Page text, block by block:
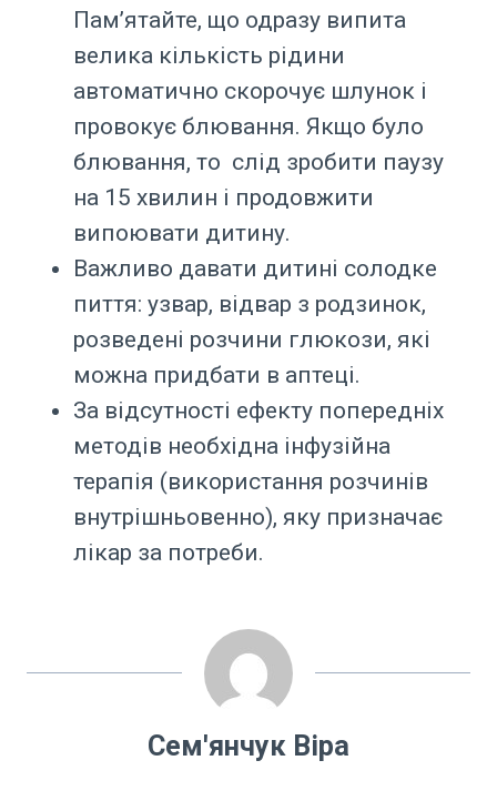
Пам’ятайте, що одразу випита
велика кількість рідини
автоматично скорочує шлунок і
провокує блювання. Якщо було
блювання, то слід зробити паузу
на 15 хвилин і продовжити
випоювати дитину.⠀
Важливо давати дитині солодке
пиття: узвар, відвар з родзинок,
розведені розчини глюкози, які
можна придбати в аптеці.
За відсутності ефекту попередніх
методів необхідна інфузійна
терапія (використання розчинів
внутрішньовенно), яку призначає
лікар за потреби.
Сем'янчук Віра